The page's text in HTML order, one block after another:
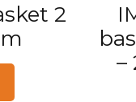
2
–